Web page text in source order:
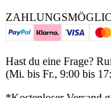
Hast du eine Frage?
(Mi. bis Fr., 9:00 bis